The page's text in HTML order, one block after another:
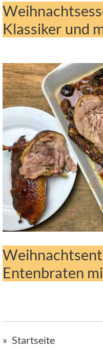
Klassiker und
Entenbraten
Startseite